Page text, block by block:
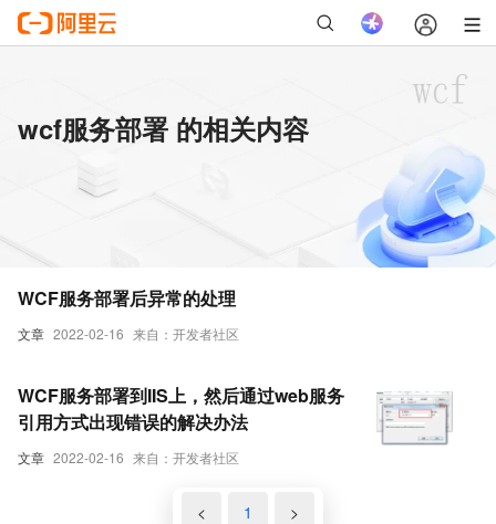
wcf服务部署 的相关内容
文章 2022-02-16 来自：开发者社区
WCF服务部署后异常的处理
文章 2022-02-16 来自：开发者社区
WCF服务部署到IIS上，然后通过web服务
引用方式出现错误的解决办法
< 1 >